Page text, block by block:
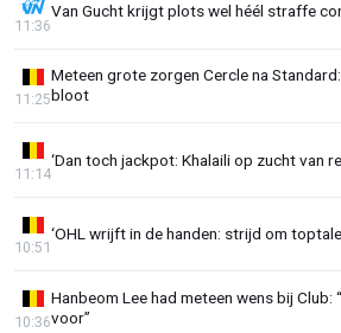
Van Gucht krijgt plots wel héél straffe
11:36
Meteen grote zorgen Cercle na
bloot
11:25
‘Dan toch jackpot: Khalaili op zucht van
11:14
‘OHL wrijft in de handen: strijd om
10:51
Hanbeom Lee had meteen wens bij Club:
voor”
10:36